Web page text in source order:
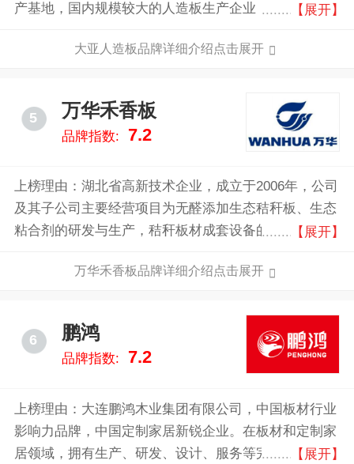
产基地，国内规模较大的人造板生产企业，主要生产多
层实木复合地板、高档家具等。公司深入贯彻绿色发展
则，发展现代林业。
【展开】
大亚人造板品牌详细介绍点击展开
5 万华禾香板
品牌指数: 7.2
上榜理由：湖北省高新技术企业，成立于2006年，公司
及其子公司主要经营项目为无醛添加生态秸秆板、生态
粘合剂的研发与生产，秸秆板材成套设备的研发与制
行业智能化信息化整体解决方案的研发和平台运营。
【展开】
万华禾香板品牌详细介绍点击展开
6 鹏鸿
品牌指数: 7.2
上榜理由：大连鹏鸿木业集团有限公司，中国板材行业
影响力品牌，中国定制家居新锐企业。在板材和定制家
居领域，拥有生产、研发、设计、服务等完善的业务体
【展开】